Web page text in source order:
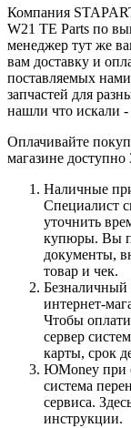
Компания
W21 TE Parts по
менеджер тут же
вам доставку и
поставляемых
запчастей для
нашли что искали
Оплачивайте
магазине
Наличные
Специалист
уточнить
купюры. Вы
документы,
товар и чек.
Безналичный
интернет-
Чтобы
сервер
карты, срок
ЮMoney при
система
сервиса.
инструкции.